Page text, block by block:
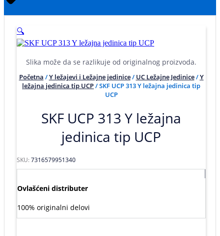
🔍
Slika može da se razlikuje od originalnog proizvoda.
Početna /Y ležajevi i Ležajne jedinice/ UC Ležajne Jedinice/Y
ležajna jedinica tip UCP/ SKF UCP 313 Y ležajna jedinica tip
UCP
SKF UCP 313 Y ležajna
jedinica tip UCP
SKU:7316579951340
Ovlašćeni distributer
100% originalni delovi